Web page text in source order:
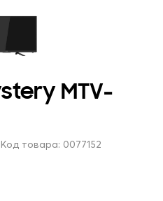
MTV-
Код товара: 0077152